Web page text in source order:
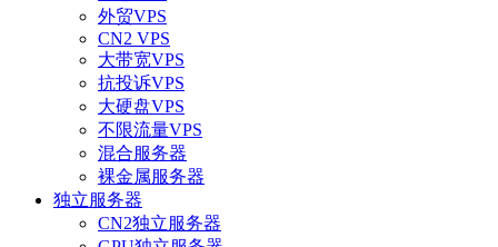
外贸VPS
CN2 VPS
大带宽VPS
抗投诉VPS
大硬盘VPS
不限流量VPS
混合服务器
裸金属服务器
独立服务器
CN2独立服务器